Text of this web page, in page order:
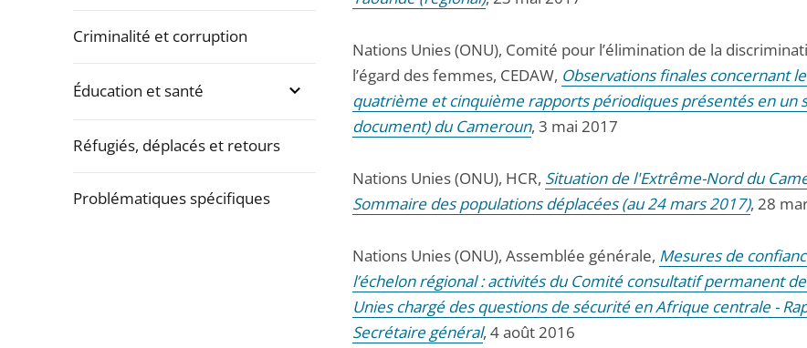
Criminalité et corruption
Éducation et santé
Réfugiés, déplacés et retours
Problématiques spécifiques
Nations Unies (ONU), Comité pour l’élimination de la
l’égard des femmes, CEDAW, Observations finales concernant
quatrième et cinquième rapports périodiques présentés en un
document) du Cameroun, 3 mai 2017
Nations Unies (ONU), HCR, Situation de l'Extrême-Nord du
Sommaire des populations déplacées (au 24 mars 2017), 28
Nations Unies (ONU), Assemblée générale, Mesures de
l’échelon régional : activités du Comité consultatif permanent
Unies chargé des questions de sécurité en Afrique centrale -
Secrétaire général, 4 août 2016